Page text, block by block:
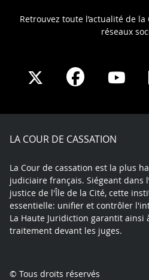
Retrouvez toute l’actualité de
réseaux
Share
X
Share
Facebook
LA COUR DE CASSATION
La Cour de cassation est la plus
judiciaire français. Siégeant dans
justice de l'Île de la Cité, cette
essentielle: unifier et contrôler
La Haute Juridiction garantit ainsi
traitement devant les juges.
© Tous droits réservés